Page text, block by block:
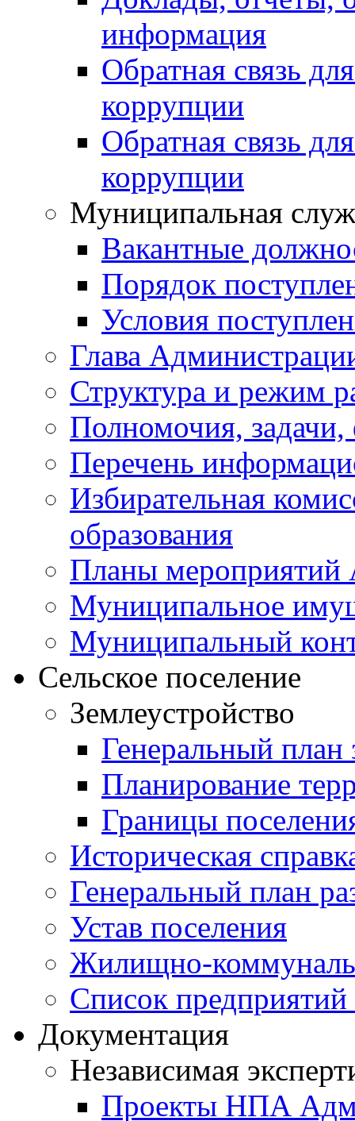
информация
Обратная связь
коррупции
Обратная связь
коррупции
Муниципальная
Вакантные
Порядок
Условия
Глава
Структура и режим
Полномочия,
Перечень
Избирательная
образования
Планы мероприятий
Муниципальное
Муниципальный
Сельское поселение
Землеустройство
Генеральный план
Планирование
Границы
Историческая
Генеральный план
Устав поселения
Жилищно-
Список предприятий
Документация
Независимая
Проекты НПА